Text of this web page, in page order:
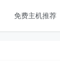
免费主机推荐